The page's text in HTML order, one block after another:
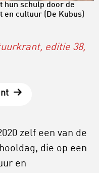
hun schulp door de
en cultuur (De Kubus)
editie 38,
zelf een van de
die op een
en